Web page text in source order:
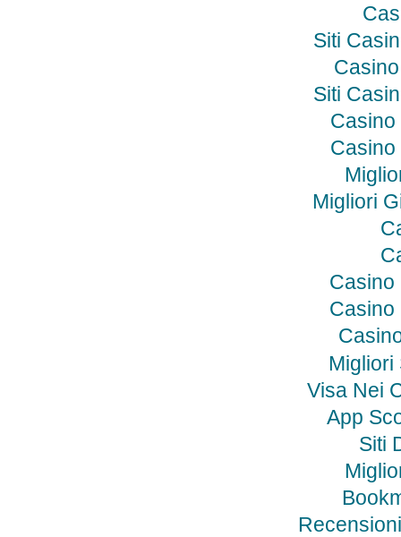
Siti
Siti
Casino
Casino
Migliori
Casino
Casino
Migliori
Visa Nei
App
Siti